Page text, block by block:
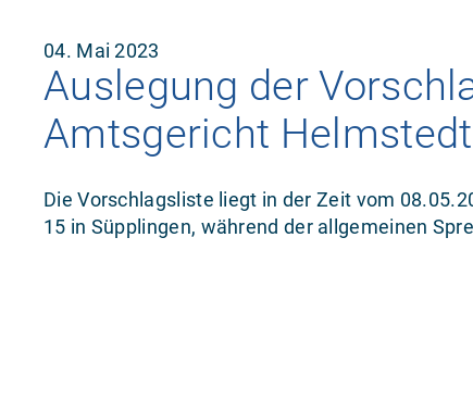
04. Mai 2023
Auslegung der
Amtsgericht
Die Vorschlagsliste liegt in der Zeit vom
15 in Süpplingen, während der allgemeinen